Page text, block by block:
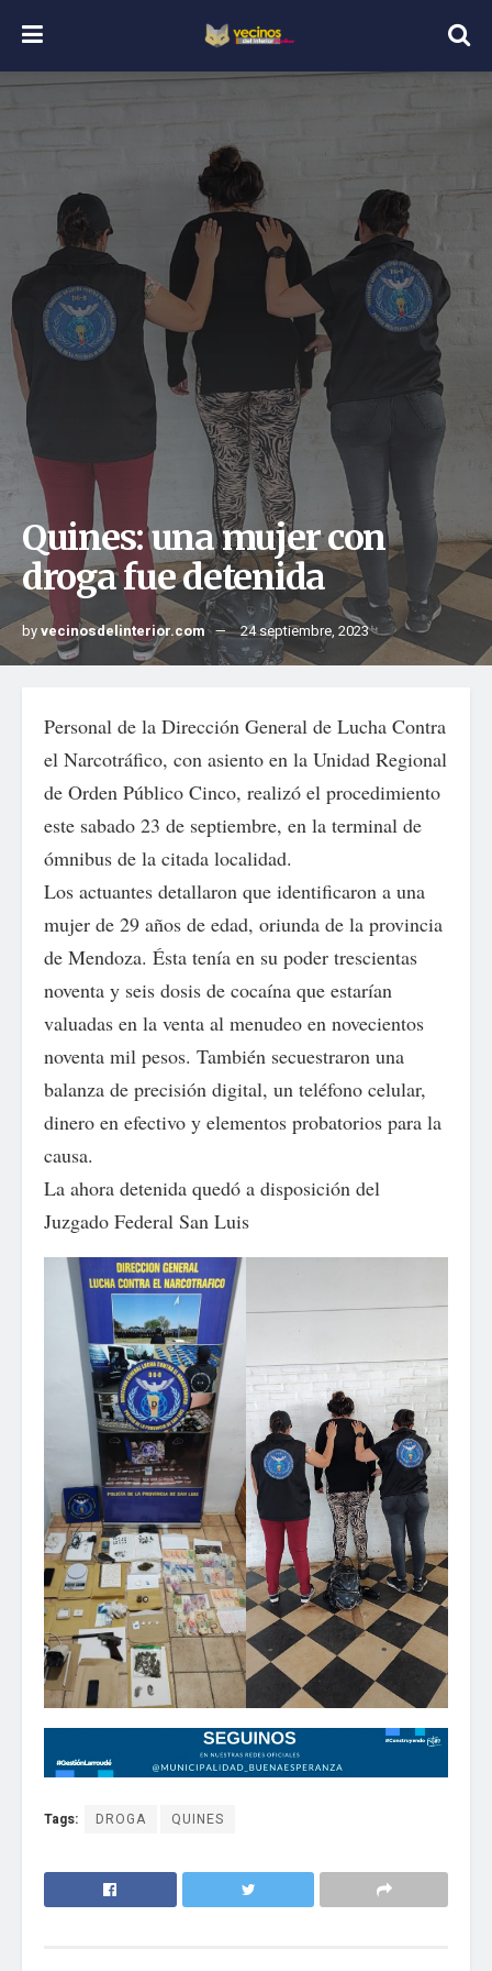
Quines: una mujer con
droga fue detenida
byvecinosdelinterior.com 24 septiembre, 2023
Personal de la Dirección General de Lucha Contra
el Narcotráfico, con asiento en la Unidad Regional
de Orden Público Cinco, realizó el procedimiento
este sabado 23 de septiembre, en la terminal de
ómnibus de la citada localidad.
Los actuantes detallaron que identificaron a una
mujer de 29 años de edad, oriunda de la provincia
de Mendoza. Ésta tenía en su poder trescientas
noventa y seis dosis de cocaína que estarían
valuadas en la venta al menudeo en novecientos
noventa mil pesos. También secuestraron una
balanza de precisión digital, un teléfono celular,
dinero en efectivo y elementos probatorios para la
causa.
La ahora detenida quedó a disposición del
Juzgado Federal San Luis
Tags: DROGA QUINES